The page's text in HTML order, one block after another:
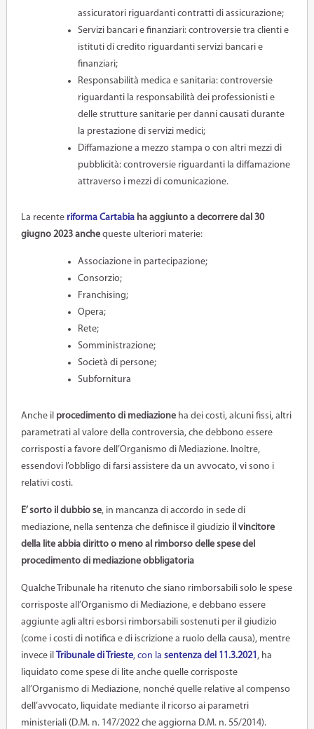
assicuratori riguardanti contratti di assicurazione;
Servizi bancari e finanziari: controversie tra clienti e
istituti di credito riguardanti servizi bancari e
finanziari;
Responsabilità medica e sanitaria: controversie
riguardanti la responsabilità dei professionisti e
delle strutture sanitarie per danni causati durante
la prestazione di servizi medici;
Diffamazione a mezzo stampa o con altri mezzi di
pubblicità: controversie riguardanti la diffamazione
attraverso i mezzi di comunicazione.
La recente riforma Cartabiaha aggiunto a decorrere dal 30
giugno 2023 anchequeste ulteriori materie:
Associazione in partecipazione;
Consorzio;
Franchising;
Opera;
Rete;
Somministrazione;
Società di persone;
Subfornitura
Anche il procedimento di mediazioneha dei costi, alcuni fissi, altri
parametrati al valore della controversia, che debbono essere
corrisposti a favore dell’Organismo di Mediazione. Inoltre,
essendovi l’obbligo di farsi assistere da un avvocato, vi sono i
relativi costi.
E’ sorto il dubbio se, in mancanza di accordo in sede di
mediazione, nella sentenza che definisce il giudizio il vincitore
della lite abbia diritto o meno al rimborso delle spese del
procedimento di mediazione obbligatoria
Qualche Tribunale ha ritenuto che siano rimborsabili solo le spese
corrisposte all’Organismo di Mediazione, e debbano essere
aggiunte agli altri esborsi rimborsabili sostenuti per il giudizio
(come i costi di notifica e di iscrizione a ruolo della causa), mentre
invece il
Tribunale di Trieste, con la sentenza del 11.3.2021 , ha
liquidato come spese di lite anche quelle corrisposte
all’Organismo di Mediazione, nonché quelle relative al compenso
dell’avvocato, liquidate mediante il ricorso ai parametri
ministeriali (D.M. n. 147/2022 che aggiorna D.M. n. 55/2014).